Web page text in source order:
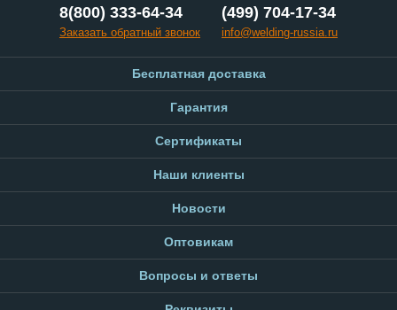
8(800) 333-64-34
Заказать обратный звонок
(499) 704-17-34
info@welding-russia.ru
Бесплатная доставка
Гарантия
Сертификаты
Наши клиенты
Новости
Оптовикам
Вопросы и ответы